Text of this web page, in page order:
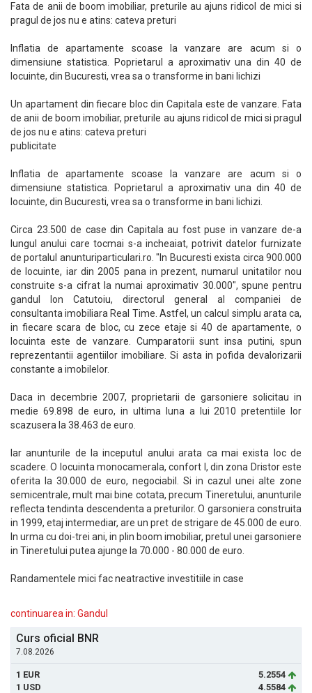
Fata de anii de boom imobiliar, preturile au ajuns ridicol de mici si
pragul de jos nu e atins: cateva preturi
Inflatia de apartamente scoase la vanzare are acum si o
dimensiune statistica. Poprietarul a aproximativ una din 40 de
locuinte, din Bucuresti, vrea sa o transforme in bani lichizi
Un apartament din fiecare bloc din Capitala este de vanzare. Fata
de anii de boom imobiliar, preturile au ajuns ridicol de mici si pragul
de jos nu e atins: cateva preturi
publicitate
Inflatia de apartamente scoase la vanzare are acum si o
dimensiune statistica. Poprietarul a aproximativ una din 40 de
locuinte, din Bucuresti, vrea sa o transforme in bani lichizi.
Circa 23.500 de case din Capitala au fost puse in vanzare de-a
lungul anului care tocmai s-a incheaiat, potrivit datelor furnizate
de portalul anunturiparticulari.ro. "In Bucuresti exista circa 900.000
de locuinte, iar din 2005 pana in prezent, numarul unitatilor nou
construite s-a cifrat la numai aproximativ 30.000", spune pentru
gandul Ion Catutoiu, directorul general al companiei de
consultanta imobiliara Real Time. Astfel, un calcul simplu arata ca,
in fiecare scara de bloc, cu zece etaje si 40 de apartamente, o
locuinta este de vanzare. Cumparatorii sunt insa putini, spun
reprezentantii agentiilor imobiliare. Si asta in pofida devalorizarii
constante a imobilelor.
Daca in decembrie 2007, proprietarii de garsoniere solicitau in
medie 69.898 de euro, in ultima luna a lui 2010 pretentiile lor
scazusera la 38.463 de euro.
Iar anunturile de la inceputul anului arata ca mai exista loc de
scadere. O locuinta monocamerala, confort I, din zona Dristor este
oferita la 30.000 de euro, negociabil. Si in cazul unei alte zone
semicentrale, mult mai bine cotata, precum Tineretului, anunturile
reflecta tendinta descendenta a preturilor. O garsoniera construita
in 1999, etaj intermediar, are un pret de strigare de 45.000 de euro.
In urma cu doi-trei ani, in plin boom imobiliar, pretul unei garsoniere
in Tineretului putea ajunge la 70.000 - 80.000 de euro.
Randamentele mici fac neatractive investitiile in case
continuarea in: Gandul
Curs oficial BNR
7.08.2026
1 EUR
5.2554
1 USD
4.5584